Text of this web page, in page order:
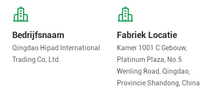
Bedrijfsnaam
Qingdao Hipad International
Trading Co, Ltd.
Fabriek Locatie
Kamer 1001 C Gebouw,
Platinum Plaza, No.5
Wenling Road, Qingdao,
Provincie Shandong, China